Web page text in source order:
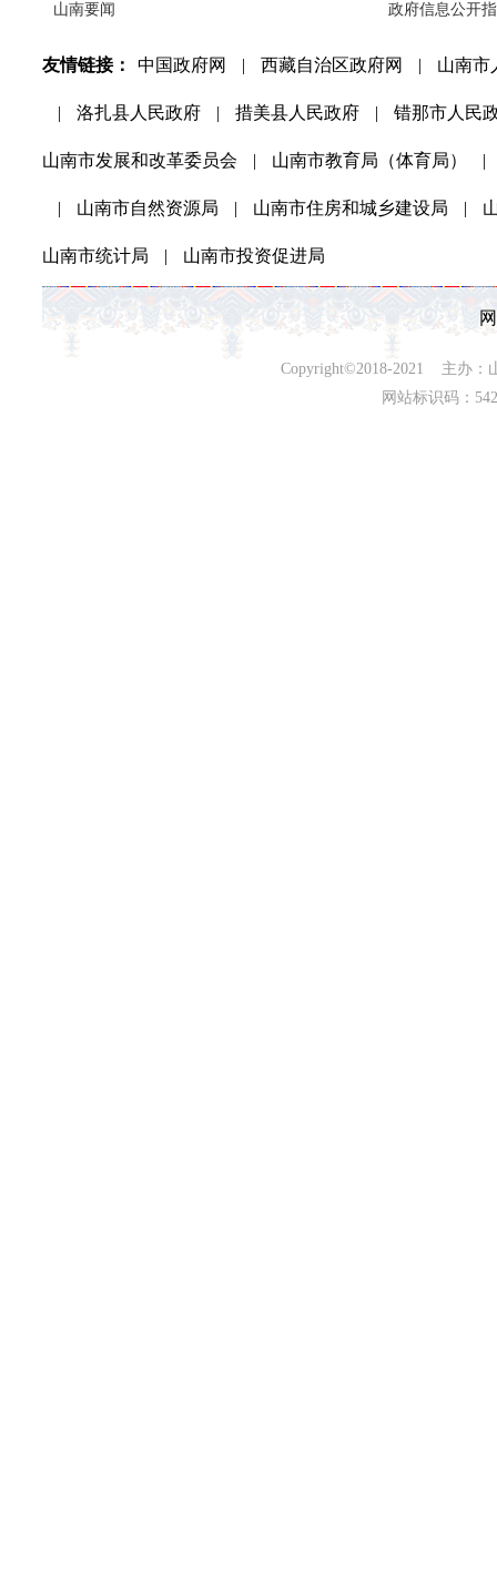
山南要闻 政府信息公开
友情链接： 中国政府网 | 西藏自治区政府网 | 山南市
| 洛扎县人民政府 | 措美县人民政府 | 错那市人民
山南市发展和改革委员会 | 山南市教育局（体育局） |
| 山南市自然资源局 | 山南市住房和城乡建设局 |
山南市统计局 | 山南市投资促进局
Copyright©2018-2021 主办：
网站标识码：